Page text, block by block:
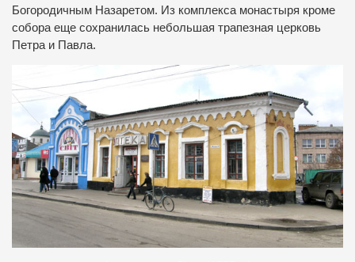
Богородичным Назаретом. Из комплекса монастыря кроме
собора еще сохранилась небольшая трапезная церковь
Петра и Павла.